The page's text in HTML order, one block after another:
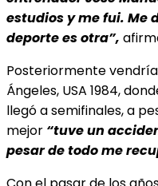
estudios y me fui. Me
deporte es otra”,
Posteriormente
Ángeles, USA 1984,
llegó a semifinales, a
mejor “tuve un
pesar de todo me